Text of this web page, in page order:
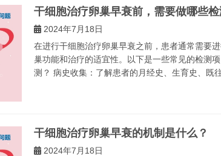
干细胞治疗卵巢早衰前，需要做哪些检
2024年7月18日
在进行干细胞治疗卵巢早衰之前，患者通常需要
巢功能和治疗的适宜性。以下是一些常见的检测
测？ 病史收集：了解患者的月经史、生育史、既
干细胞治疗卵巢早衰的机制是什么？
2024年7月18日